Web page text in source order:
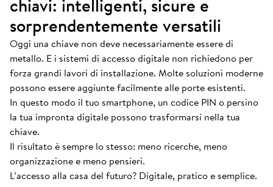
chiavi: intelligenti, sicure e
sorprendentemente versatili
Oggi una chiave non deve necessariamente essere di
metallo. E i sistemi di accesso digitale non richiedono per
forza grandi lavori di installazione. Molte soluzioni moderne
possono essere aggiunte facilmente alle porte esistenti.
In questo modo il tuo smartphone, un codice PIN o persino
la tua impronta digitale possono trasformarsi nella tua
chiave.
Il risultato è sempre lo stesso: meno ricerche, meno
organizzazione e meno pensieri.
L’accesso alla casa del futuro? Digitale, pratico e semplice.
La porta si apre automaticamente
Tornare a casa dovrebbe essere il più semplice
possibile.